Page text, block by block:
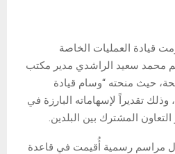
وام/ كرمت قيادة العمليات الخاصة
محمد سعيد الراشدي مدير مكتب
حيث منحته “وسام قيادة
وذلك تقديراً لإسهاماته البارزة في
المشترك بين البلدين.
مراسم رسمية أُقيمت في قاعدة